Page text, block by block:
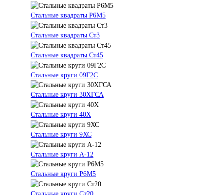
Стальные квадраты Р6М5
Стальные квадраты Ст3
Стальные квадраты Ст45
Стальные круги 09Г2С
Стальные круги 30ХГСА
Стальные круги 40Х
Стальные круги 9ХС
Стальные круги А-12
Стальные круги Р6М5